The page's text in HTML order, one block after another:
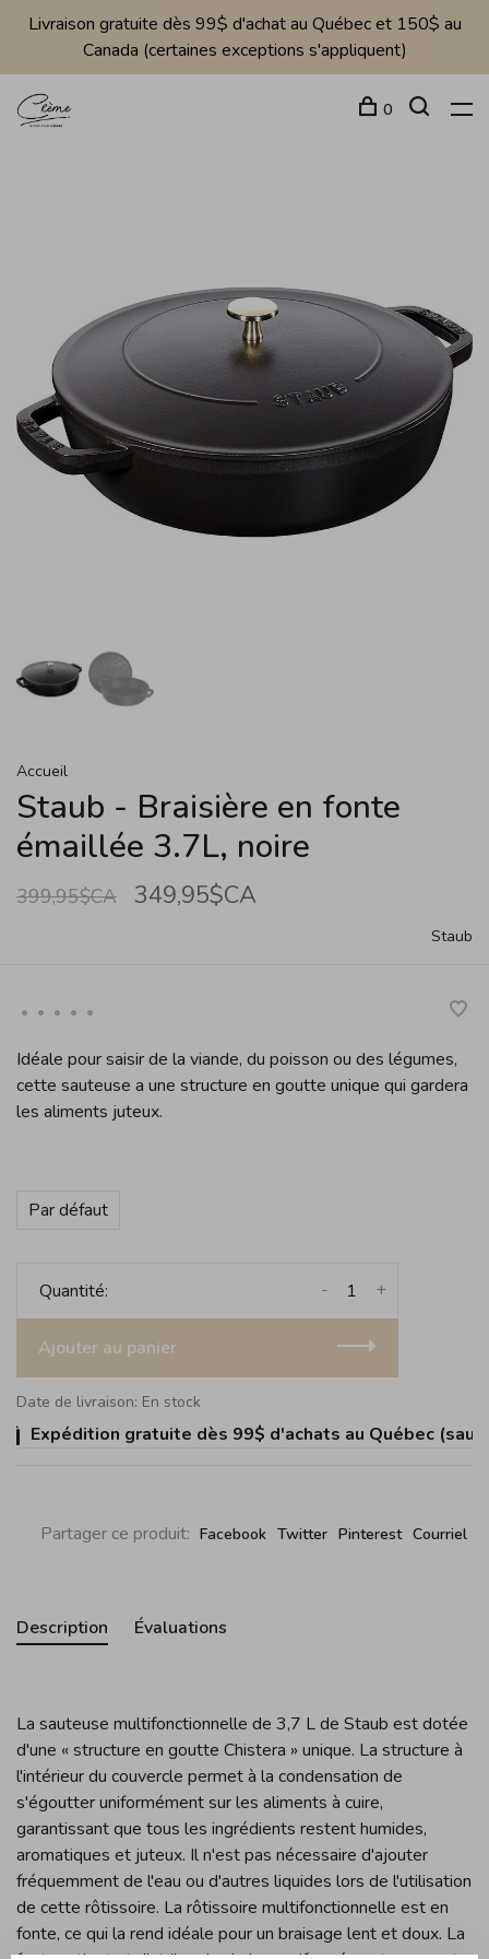
Livraison gratuite dès 99$ d'achat au Québec et 150$ au
Canada (certaines exceptions s'appliquent)
0
Accueil
Staub - Braisière en fonte
émaillée 3.7L, noire
399,95$CA 349,95$CA
Staub
• • • • •
Idéale pour saisir de la viande, du poisson ou des légumes,
cette sauteuse a une structure en goutte unique qui gardera
les aliments juteux.
Par défaut
Quantité: +
-
Ajouter au panier
Date de livraison: En stock
Expédition gratuite dès 99$ d'achats au Québec (sauf
Partager ce produit: Facebook Twitter Pinterest Courriel
Description Évaluations
La sauteuse multifonctionnelle de 3,7 L de Staub est dotée
d'une « structure en goutte Chistera » unique. La structure à
l'intérieur du couvercle permet à la condensation de
s'égoutter uniformément sur les aliments à cuire,
garantissant que tous les ingrédients restent humides,
aromatiques et juteux. Il n'est pas nécessaire d'ajouter
fréquemment de l'eau ou d'autres liquides lors de l'utilisation
de cette rôtissoire. La rôtissoire multifonctionnelle est en
fonte, ce qui la rend idéale pour un braisage lent et doux. La